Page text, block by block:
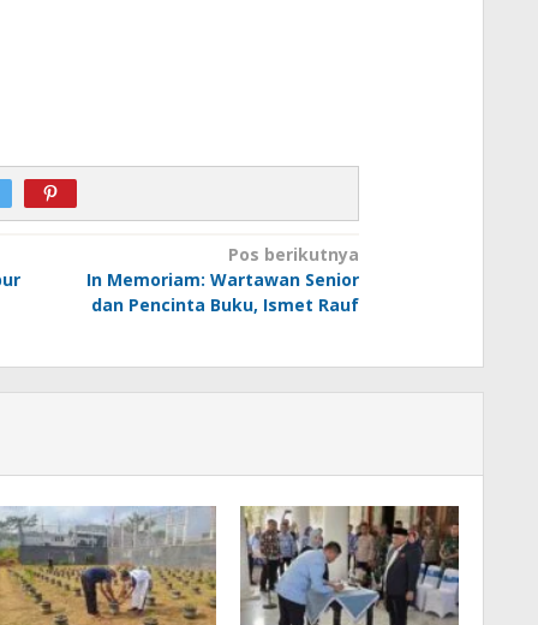
Pos berikutnya
In Memoriam: Wartawan Senior
dan Pencinta Buku, Ismet Rauf